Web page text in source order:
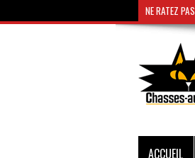
NE RATEZ PAS
ACCUEIL